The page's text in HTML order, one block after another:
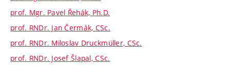
prof. Mgr. Pavel Řehák, Ph.D.
prof. RNDr. Jan Čermák, CSc.
prof. RNDr. Miloslav Druckmüller, CSc.
prof. RNDr. Josef Šlapal, CSc.